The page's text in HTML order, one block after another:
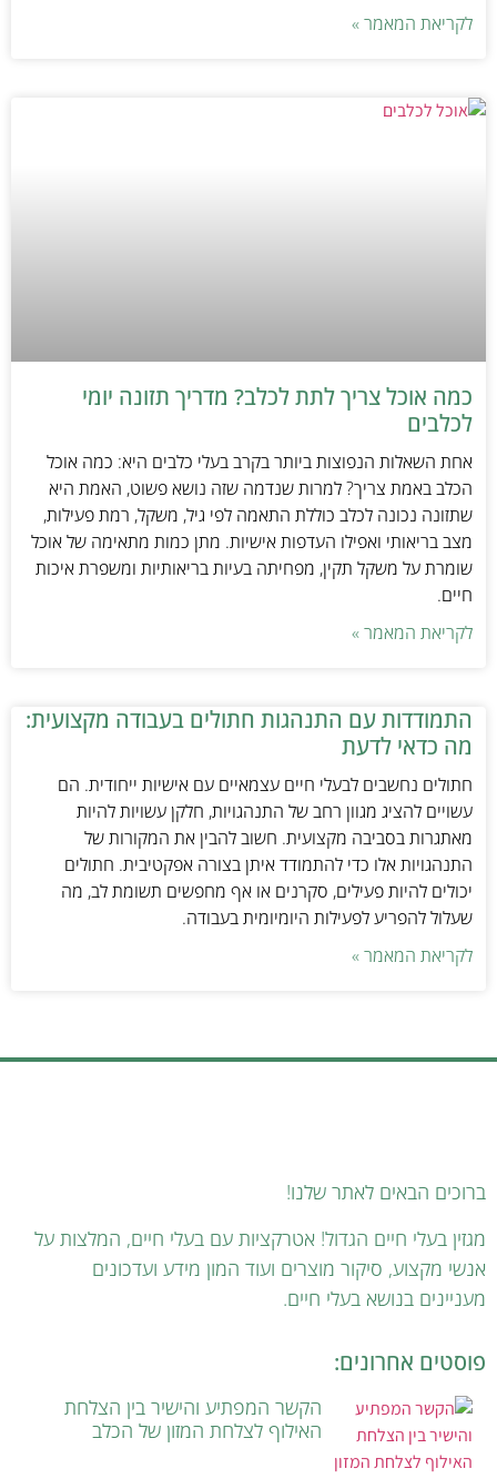
לקריאת המאמר »
כמה אוכל צריך לתת לכלב? מדריך תזונה יומי
לכלבים
אחת השאלות הנפוצות ביותר בקרב בעלי כלבים היא: כמה אוכל
הכלב באמת צריך? למרות שנדמה שזה נושא פשוט, האמת היא
שתזונה נכונה לכלב כוללת התאמה לפי גיל, משקל, רמת פעילות,
מצב בריאותי ואפילו העדפות אישיות. מתן כמות מתאימה של אוכל
שומרת על משקל תקין, מפחיתה בעיות בריאותיות ומשפרת איכות
חיים.
לקריאת המאמר »
התמודדות עם התנהגות חתולים בעבודה מקצועית:
מה כדאי לדעת
חתולים נחשבים לבעלי חיים עצמאיים עם אישיות ייחודית. הם
עשויים להציג מגוון רחב של התנהגויות, חלקן עשויות להיות
מאתגרות בסביבה מקצועית. חשוב להבין את המקורות של
התנהגויות אלו כדי להתמודד איתן בצורה אפקטיבית. חתולים
יכולים להיות פעילים, סקרנים או אף מחפשים תשומת לב, מה
שעלול להפריע לפעילות היומיומית בעבודה.
לקריאת המאמר »
ברוכים הבאים לאתר שלנו!
מגזין בעלי חיים הגדול! אטרקציות עם בעלי חיים, המלצות על
אנשי מקצוע, סיקור מוצרים ועוד המון מידע ועדכונים
מעניינים בנושא בעלי חיים.
פוסטים אחרונים:
הקשר המפתיע והישיר בין הצלחת
האילוף לצלחת המזון של הכלב